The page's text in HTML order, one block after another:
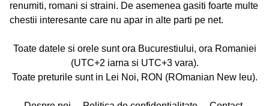
renumiti, romani si straini. De asemenea gasiti foarte multe
chestii interesante care nu apar in alte parti pe net.
Toate datele si orele sunt ora Bucurestiului, ora Romaniei
(UTC+2 iarna si UTC+3 vara).
Toate preturile sunt in Lei Noi, RON (ROmanian New leu).